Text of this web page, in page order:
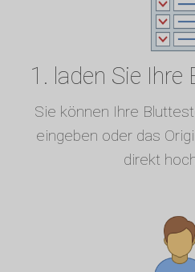
1. laden Sie
Sie können Ihre
eingeben oder das
direkt